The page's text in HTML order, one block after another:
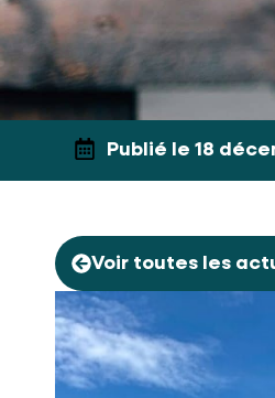
Publié le 18
Voir toutes les